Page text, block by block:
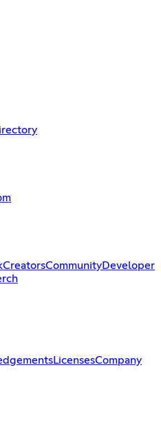
CreatorsCommunityDeveloper
LicensesCompany